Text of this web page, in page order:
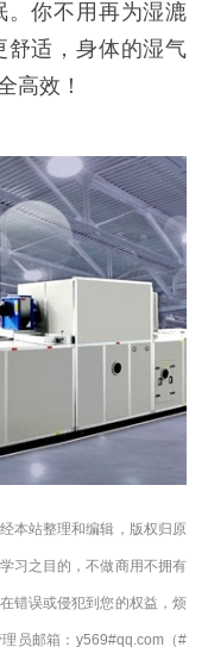
。你不用再为湿漉
舒适，身体的湿气
高效！
本站整理和编辑，版权归原
习之目的，不做商用不拥有
错误或侵犯到您的权益，烦
员邮箱：y569#qq.com（#